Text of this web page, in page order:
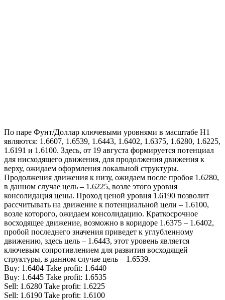
По паре Фунт/Доллар ключевыми уровнями в масштабе Н1
являются: 1.6607, 1.6539, 1.6443, 1.6402, 1.6375, 1.6280, 1.6225,
1.6191 и 1.6100. Здесь, от 19 августа формируется потенциал
для нисходящего движения, для продолжения движения к
верху, ожидаем оформления локальной структуры.
Продолжения движения к низу, ожидаем после пробоя 1.6280,
в данном случае цель – 1.6225, возле этого уровня
консолидация цены. Проход ценой уровня 1.6190 позволит
рассчитывать на движение к потенциальной цели – 1.6100,
возле которого, ожидаем консолидацию. Краткосрочное
восходящее движение, возможно в коридоре 1.6375 – 1.6402,
пробой последнего значения приведет к углубленному
движению, здесь цель – 1.6443, этот уровень является
ключевым сопротивлением для развития восходящей
структуры, в данном случае цель – 1.6539.
Buy: 1.6404 Take profit: 1.6440
Buy: 1.6445 Take profit: 1.6535
Sell: 1.6280 Take profit: 1.6225
Sell: 1.6190 Take profit: 1.6100